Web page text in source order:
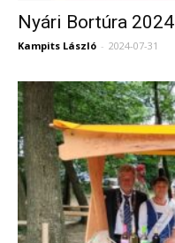
Nyári Bortúra 2024
Kampits László - 2024-07-31